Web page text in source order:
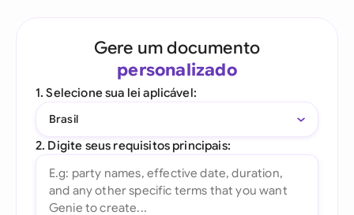
Gere um documento
personalizado
1. Selecione sua lei aplicável:
Brasil
2. Digite seus requisitos principais: